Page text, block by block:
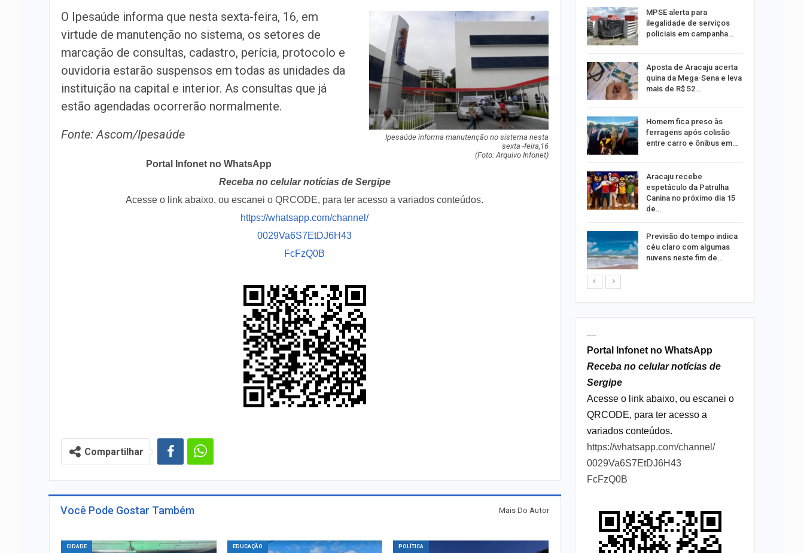
Ipesaúde informa manutenção no sistema nesta
sexta -feira,16
(Foto: Arquivo Infonet)
O Ipesaúde informa que nesta sexta-feira, 16, em
virtude de manutenção no sistema, os setores de
marcação de consultas, cadastro, perícia, protocolo e
ouvidoria estarão suspensos em todas as unidades da
instituição na capital e interior. As consultas que já
estão agendadas ocorrerão normalmente.
Fonte: Ascom/Ipesaúde
Portal Infonet no WhatsApp
Receba no celular notícias de Sergipe
Acesse o link abaixo, ou escanei o QRCODE, para ter acesso a variados conteúdos.
https://whatsapp.com/channel/
0029Va6S7EtDJ6H43
FcFzQ0B
Compartilhar
Você Pode Gostar Também Mais Do Autor
CIDADE EDUCAÇÃO POLÍTICA
Sergipe terá possibilidade
de chuva leve durante o
fim de semana
Adasfa e Shopping Jardins
promovem ação de
adoção animal neste…
Homem é preso
investigado por estupro de
vulnerável em Sergipe
especial no Shopping
MPSE alerta para
ilegalidade de serviços
policiais em campanha…
Aposta de Aracaju acerta
quina da Mega-Sena e leva
mais de R$ 52…
Homem fica preso às
ferragens após colisão
entre carro e ônibus em…
Aracaju recebe
espetáculo da Patrulha
Canina no próximo dia 15
de…
Previsão do tempo indica
céu claro com algumas
nuvens neste fim de…
----
Portal Infonet no WhatsApp
Receba no celular notícias de
Sergipe
Acesse o link abaixo, ou escanei o
QRCODE, para ter acesso a
variados conteúdos.
https://whatsapp.com/channel/
0029Va6S7EtDJ6H43
FcFzQ0B